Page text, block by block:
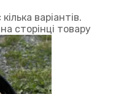
варіантів.
сторінці товару